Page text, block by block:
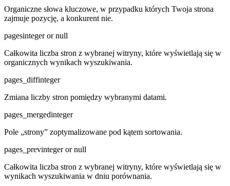
Organiczne słowa kluczowe, w przypadku których Twoja strona
zajmuje pozycję, a konkurent nie.
pagesinteger or null
Całkowita liczba stron z wybranej witryny, które wyświetlają się w
organicznych wynikach wyszukiwania.
pages_diffinteger
Zmiana liczby stron pomiędzy wybranymi datami.
pages_mergedinteger
Pole „strony” zoptymalizowane pod kątem sortowania.
pages_previnteger or null
Całkowita liczba stron z wybranej witryny, które wyświetlają się w
wynikach wyszukiwania w dniu porównania.